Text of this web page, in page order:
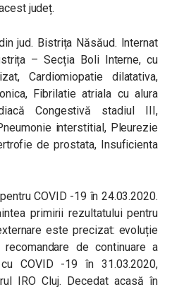
județ.
jud. Bistrița Năsăud. Internat
– Secția Boli Interne, cu
Cardiomiopatie dilatativa,
Fibrilatie atriala cu alura
Congestivă stadiul III,
interstitial, Pleurezie
de prostata, Insuficienta
COVID -19 în 24.03.2020.
primirii rezultatului pentru
este precizat: evoluție
de continuare a
COVID -19 în 31.03.2020,
IRO Cluj. Decedat acasă în